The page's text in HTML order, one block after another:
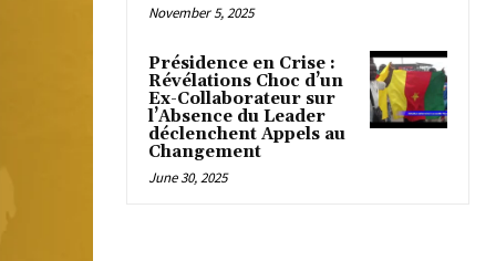
November 5, 2025
Présidence en Crise :
Révélations Choc d’un
Ex-Collaborateur sur
l’Absence du Leader
déclenchent Appels au
Changement
June 30, 2025